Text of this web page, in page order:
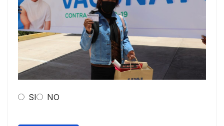
SI NO